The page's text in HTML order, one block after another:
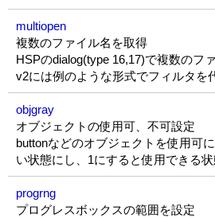
multiopen
複数のファイル名を取得
HSPのdialog(type 16,17)で複数のフ
v2には例のような形式でフィルタを
objgray
オブジェクトの使用可、不可設定
buttonなどのオブジェクトを使用可
い状態にし、1にすると使用できる
progrng
プログレスボックスの範囲を設定